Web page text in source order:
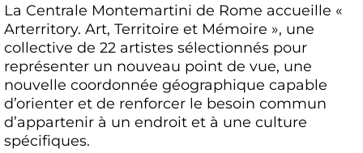
La Centrale Montemartini de Rome accueille «
Arterritory. Art, Territoire et Mémoire », une
collective de 22 artistes sélectionnés pour
représenter un nouveau point de vue, une
nouvelle coordonnée géographique capable
d’orienter et de renforcer le besoin commun
d’appartenir à un endroit et à une culture
spécifiques.